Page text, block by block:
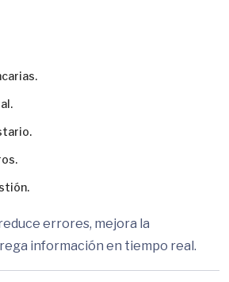
errores, mejora la
información en tiempo real.